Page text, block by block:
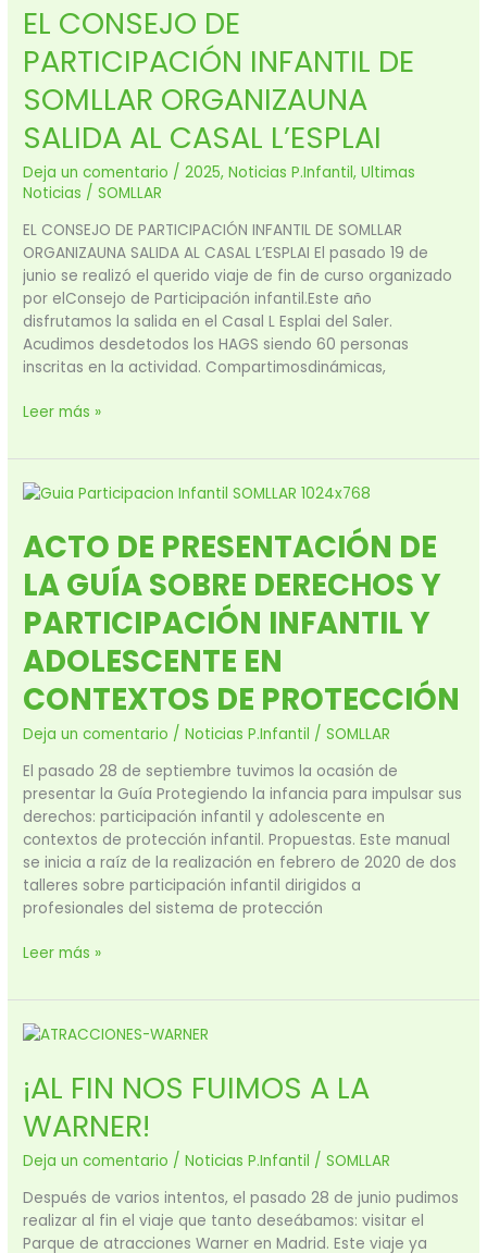
EL CONSEJO DE
PARTICIPACIÓN INFANTIL DE
SOMLLAR ORGANIZAUNA
SALIDA AL CASAL L’ESPLAI
Deja un comentario /2025,Noticias P.Infantil,Ultimas
Noticias /SOMLLAR
EL CONSEJO DE PARTICIPACIÓN INFANTIL DE SOMLLAR
ORGANIZAUNA SALIDA AL CASAL L’ESPLAI El pasado 19 de
junio se realizó el querido viaje de fin de curso organizado
por elConsejo de Participación infantil.Este año
disfrutamos la salida en el Casal L Esplai del Saler.
Acudimos desdetodos los HAGS siendo 60 personas
inscritas en la actividad. Compartimosdinámicas,
DE
PARTICIPACIÓN
INFANTIL
SOMLLAR
ORGANIZAUNA
SALIDA
AL
CASAL
L’ESPLAI
Leer más »
ACTO DE PRESENTACIÓN DE
LA GUÍA SOBRE DERECHOS Y
PARTICIPACIÓN INFANTIL Y
ADOLESCENTE EN
CONTEXTOS DE PROTECCIÓN
Deja un comentario /Noticias P.Infantil /SOMLLAR
El pasado 28 de septiembre tuvimos la ocasión de
presentar la Guía Protegiendo la infancia para impulsar sus
derechos: participación infantil y adolescente en
contextos de protección infantil. Propuestas. Este manual
se inicia a raíz de la realización en febrero de 2020 de dos
talleres sobre participación infantil dirigidos a
profesionales del sistema de protección
ACTO
PRESENTACIÓN
DE
LA
SOBRE
DERECHOS
Y
PARTICIPACIÓN
Y
ADOLESCENTE
EN
CONTEXTOS
DE
PROTECCIÓN
Leer más »
¡AL FIN NOS FUIMOS A LA
WARNER!
Deja un comentario /Noticias P.Infantil /SOMLLAR
Después de varios intentos, el pasado 28 de junio pudimos
realizar al fin el viaje que tanto deseábamos: visitar el
Parque de atracciones Warner en Madrid. Este viaje ya
¡AL
NOS
FUIMOS
A
WARNER!